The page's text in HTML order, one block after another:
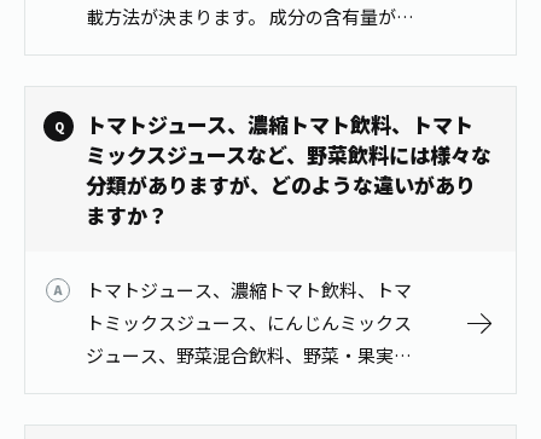
載方法が決まります。 成分の含有量が誤
差の範囲に収まっている場合は一つの数
値で表し、誤差の範囲を逸脱する場合は
下限値と上限値で表します。
トマトジュース、濃縮トマト飲料、トマト
ミックスジュースなど、野菜飲料には様々な
分類がありますが、どのような違いがあり
ますか？
トマトジュース、濃縮トマト飲料、トマ
トミックスジュース、にんじんミックス
ジュース、野菜混合飲料、野菜・果実混
合飲料の違い(定義)は以下の通りです。
【食品表示法で規定されているもの】 ●